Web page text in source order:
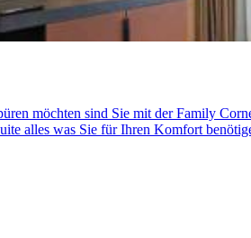
möchten sind Sie mit der Family
alles was Sie für Ihren Komfort